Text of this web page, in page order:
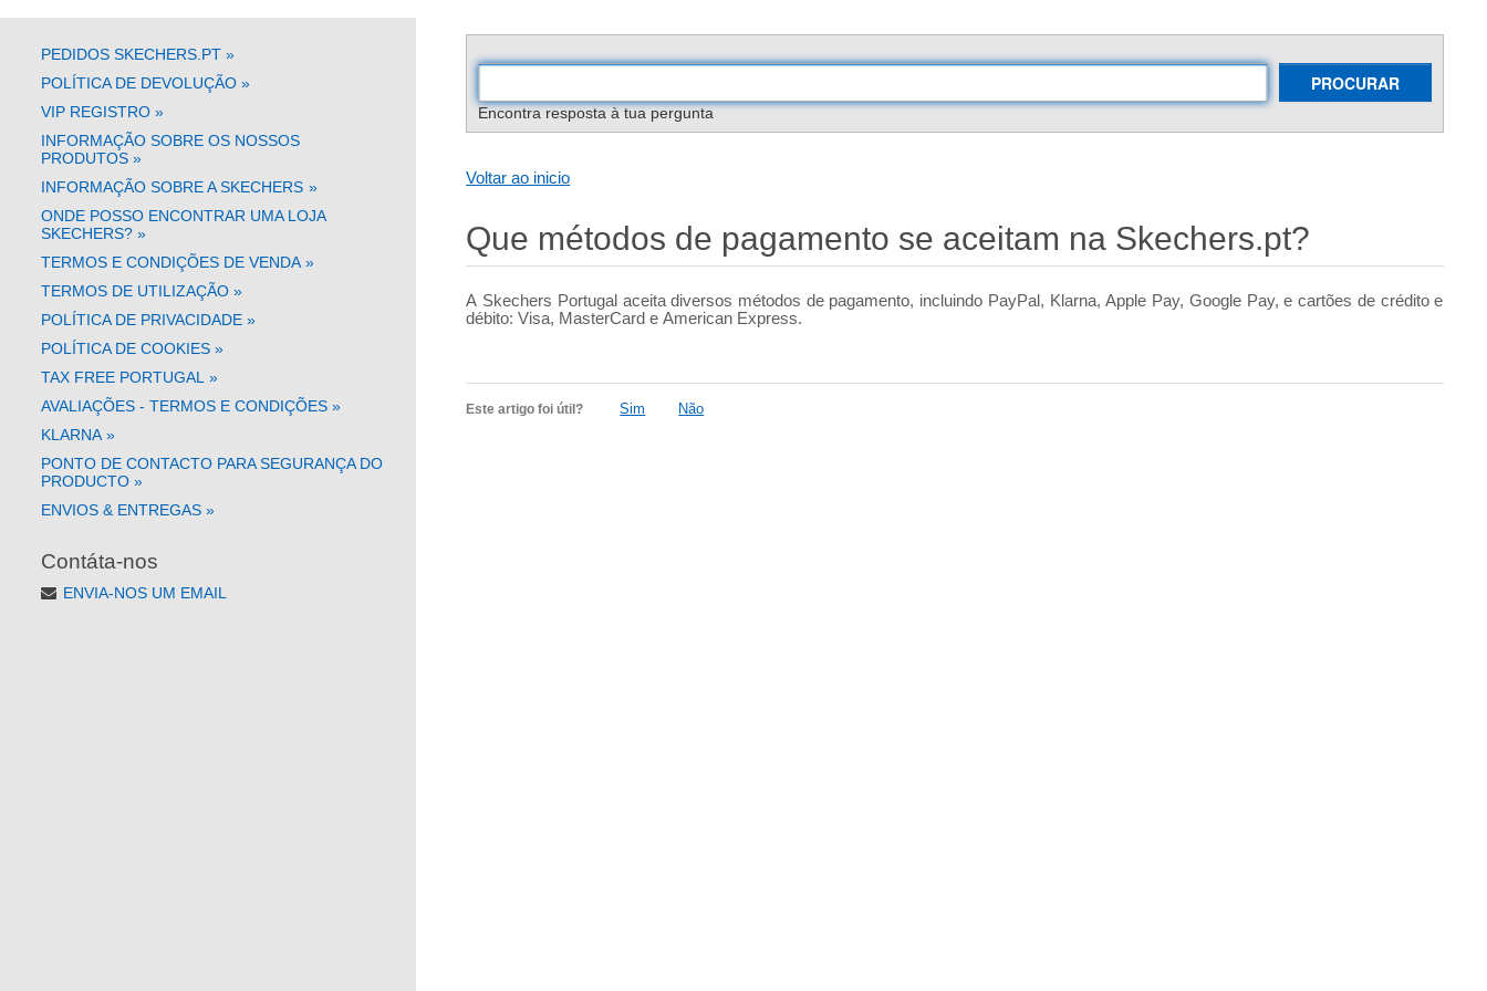
PEDIDOS SKECHERS.PT »
POLÍTICA DE DEVOLUÇÃO »
VIP REGISTRO »
INFORMAÇÃO SOBRE OS NOSSOS
PRODUTOS »
INFORMAÇÃO SOBRE A SKECHERS »
ONDE POSSO ENCONTRAR UMA LOJA
SKECHERS? »
TERMOS E CONDIÇÕES DE VENDA »
TERMOS DE UTILIZAÇÃO »
POLÍTICA DE PRIVACIDADE »
POLÍTICA DE COOKIES »
TAX FREE PORTUGAL »
AVALIAÇÕES - TERMOS E CONDIÇÕES »
KLARNA »
PONTO DE CONTACTO PARA SEGURANÇA DO
PRODUCTO »
ENVIOS & ENTREGAS »
Contáta-nos
ENVIA-NOS UM EMAIL
PROCURAR
Encontra resposta à tua pergunta
Voltar ao inicio
Que métodos de pagamento se aceitam na Skechers.pt?
A Skechers Portugal aceita diversos métodos de pagamento, incluindo PayPal, Klarna, Apple Pay, Google Pay, e cartões de crédito e
débito: Visa, MasterCard e American Express.
Este artigo foi útil? Sim Não